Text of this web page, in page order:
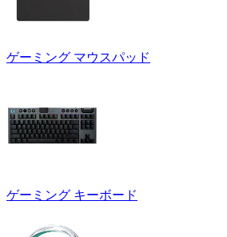
ゲーミング マウスパッド
ゲーミング キーボード